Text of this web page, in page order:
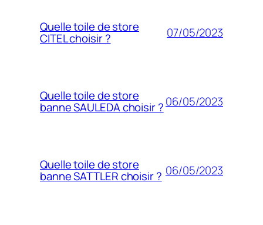
Quelle toile de store
CITEL choisir ? 07/05/2023
Quelle toile de store
banne SAULEDA choisir ?06/05/2023
Quelle toile de store
banne SATTLER choisir ? 06/05/2023